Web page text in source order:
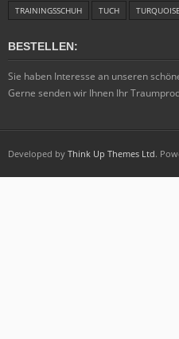
TRAININGSSCHUH
TUCH TURQUOISE
BESTELLEN:
Sie haben Interesse an unseren
Gerne senden wir Ihnen Ihr
Developed by Think Up Themes Ltd.